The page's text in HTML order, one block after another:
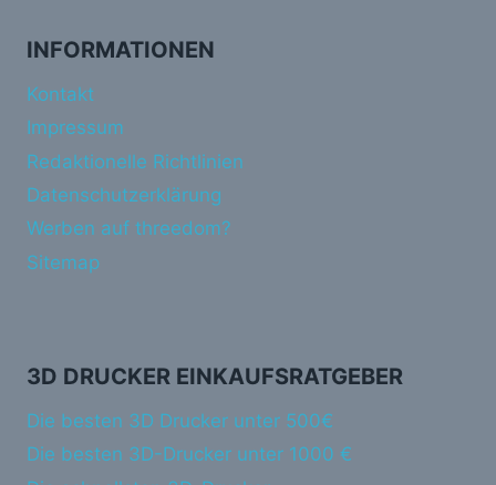
INFORMATIONEN
Kontakt
Impressum
Redaktionelle Richtlinien
Datenschutzerklärung
Werben auf threedom?
Sitemap
3D DRUCKER EINKAUFSRATGEBER
Die besten 3D Drucker unter 500€
Die besten 3D-Drucker unter 1000 €